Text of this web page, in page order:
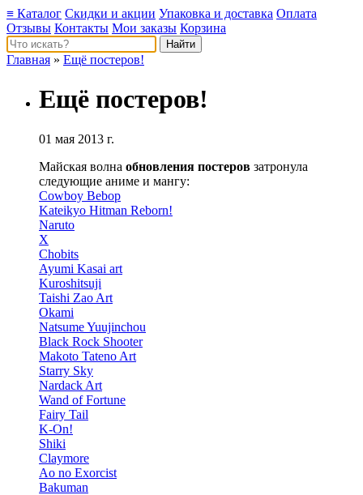
≡ Каталог Скидки и акции Упаковка и доставка Оплата
Отзывы Контакты Мои заказы Корзина
Главная » Ещё постеров!
Ещё постеров!
01 мая 2013 г.
Майская волна обновления постеров затронула
следующие аниме и мангу:
Cowboy Bebop
Kateikyo Hitman Reborn!
Naruto
X
Chobits
Ayumi Kasai art
Kuroshitsuji
Taishi Zao Art
Okami
Natsume Yuujinchou
Black Rock Shooter
Makoto Tateno Art
Starry Sky
Nardack Art
Wand of Fortune
Fairy Tail
K-On!
Shiki
Claymore
Ao no Exorcist
Bakuman